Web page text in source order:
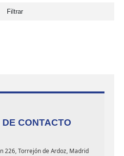
Filtrar
CONTACTO
226, Torrejón de Ardoz, Madrid